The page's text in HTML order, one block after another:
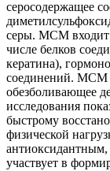
серосодержащее
серы. МСМ входит
числе белков
кератина),
соединений. МСМ
обезболивающее
исследования
быстрому
физической
участвует в